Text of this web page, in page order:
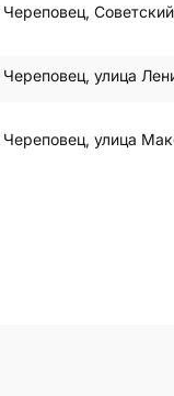
Череповец,
Череповец, улица
Череповец, улица